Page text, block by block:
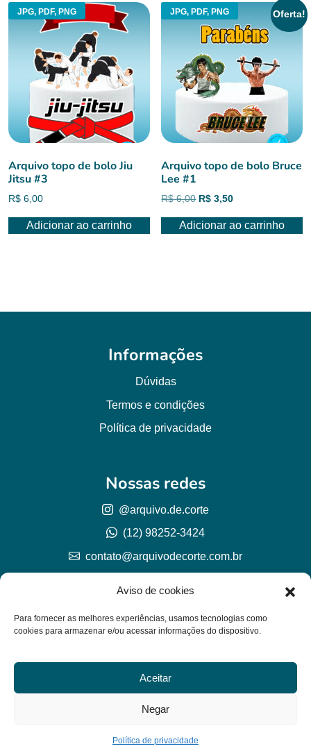
Aviso de cookies
Para fornecer as melhores experiências, usamos tecnologias como
cookies para armazenar e/ou acessar informações do dispositivo.
Aceitar
Negar
Política de privacidade
JPG, PDF, PNG
Arquivo topo de bolo Jiu
Jitsu #3
R$ 6,00
Adicionar ao carrinho
JPG, PDF, PNG Oferta!
Arquivo topo de bolo Bruce
Lee #1
R$6,00 O
original
R$ 3,50O
atual
Adicionar ao carrinho
Informações
Dúvidas
Termos e condições
Política de privacidade
© Arquivo de corte 2026
CNPJ 57.978.789/0001-77
Lh Graphic Designer
Nossas redes
@arquivo.de.corte
(12) 98252-3424
contato@arquivodecorte.com.br